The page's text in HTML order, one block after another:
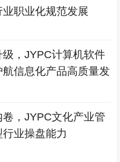
职业化规范发展
，JYPC计算机软件
信息化产品高质量发
，JYPC文化产业管
业操盘能力